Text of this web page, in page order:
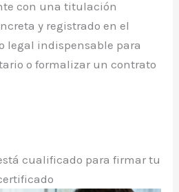
con una titulación
y registrado en el
legal indispensable para
o formalizar un contrato
cualificado para firmar tu